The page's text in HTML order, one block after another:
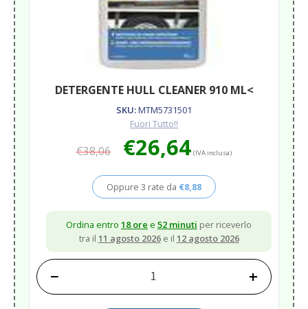
DETERGENTE HULL CLEANER 910 ML<
SKU:MTM5731501
Fuori Tutto!!
€38,06
prezzo
era:
€38,06.
€26,64prezzo
è:
€26,64.
(IVA inclusa)
Oppure 3 rate da €8,88
Ordina entro 18 ore e 52 minuti per riceverlo
tra il 11 agosto 2026 e il 12 agosto 2026
DETERGENTE
HULL
− +